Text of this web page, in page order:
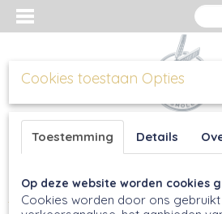
Inloggen Registreren
Home >Cakemixen>Stroopwafel
Cookies toestaan Opties
Toestemming Details
Op deze website worden cookies
Cookies worden door ons